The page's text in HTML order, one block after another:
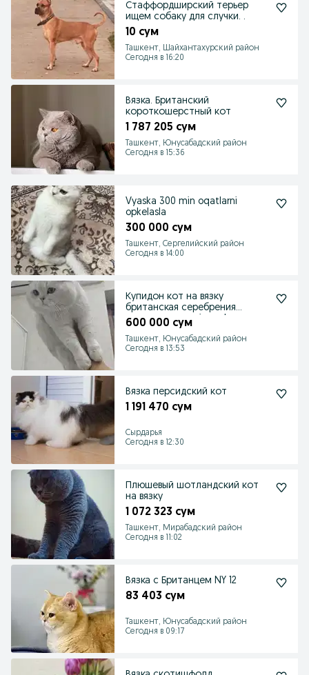
Стаффордширский терьер
ищем собаку для случки. .
10 сум
Ташкент, Шайхантахурский район
Сегодня в 16:20
Вязка. Британский
короткошерстный кот
1 787 205 сум
Ташкент, Юнусабадский район
Сегодня в 15:36
Vyaska 300 min oqatlarni
opkelasla
300 000 сум
Ташкент, Сергелийский район
Сегодня в 14:00
Купидон кот на вязку
британская серебрения
шиншилла premium class
600 000 сум
Ташкент, Юнусабадский район
Сегодня в 13:53
Вязка персидский кот
1 191 470 сум
Сырдарья
Сегодня в 12:30
Плюшевый шотландский кот
на вязку
1 072 323 сум
Ташкент, Мирабадский район
Сегодня в 11:02
Вязка с Британцем NY 12
83 403 сум
Ташкент, Юнусабадский район
Сегодня в 09:17